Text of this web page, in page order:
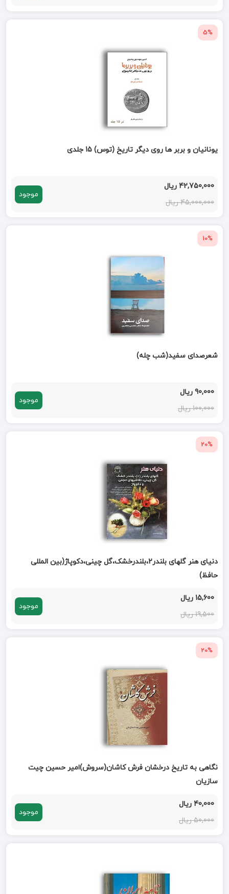
5%
یونانیان و بربر ها روی دیگر تاریخ (توس) 15 جلدی
42,750,000 ریال
45,000,000 ریال
موجود
10%
شعرصدای سفید(شب چله)
90,000 ریال
100,000 ریال
موجود
20%
دنیای هنر گلهای بلندر2،بلندرخشک،گل چینی،دکوپاژ(بین المللی
حافظ)
15,600 ریال
19,500 ریال
موجود
20%
نگاهی به تاریخ درخشان فرش کاشان(سروش)امیر حسین چیت
سازیان
40,000 ریال
50,000 ریال
موجود